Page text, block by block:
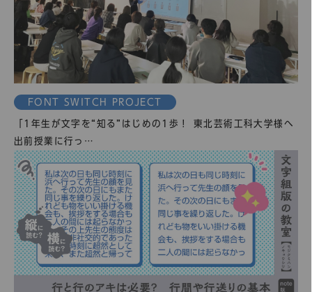
FONT SWITCH PROJECT
「1年生が文字を“知る”はじめの1歩！ 東北芸術工科大学様へ
出前授業に行っ…